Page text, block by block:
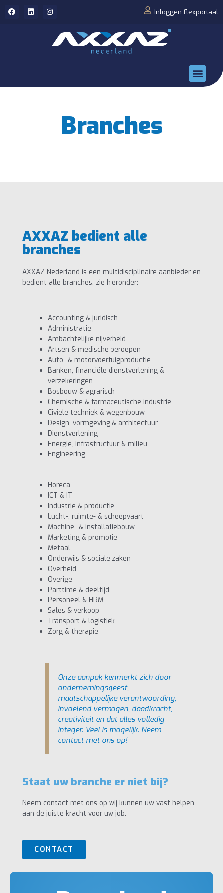
Inloggen flexportaal
Branches
AXXAZ bedient alle
branches
AXXAZ Nederland is een multidisciplinaire aanbieder en
bedient alle branches, zie hieronder:
Accounting & juridisch
Administratie
Ambachtelijke nijverheid
Artsen & medische beroepen
Auto- & motorvoertuigproductie
Banken, financiële dienstverlening &
verzekeringen
Bosbouw & agrarisch
Chemische & farmaceutische industrie
Civiele techniek & wegenbouw
Design, vormgeving & architectuur
Dienstverlening
Energie, infrastructuur & milieu
Engineering
Horeca
ICT & IT
Industrie & productie
Lucht-, ruimte- & scheepvaart
Machine- & installatiebouw
Marketing & promotie
Metaal
Onderwijs & sociale zaken
Overheid
Overige
Parttime & deeltijd
Personeel & HRM
Sales & verkoop
Transport & logistiek
Zorg & therapie
Onze aanpak kenmerkt zich door
ondernemingsgeest,
maatschappelijke verantwoording,
invoelend vermogen, daadkracht,
creativiteit en dat alles volledig
integer. Veel is mogelijk. Neem
contact met ons op!
Staat uw branche er niet bij?
Neem contact met ons op wij kunnen uw vast helpen
aan de juiste kracht voor uw job.
CONTACT